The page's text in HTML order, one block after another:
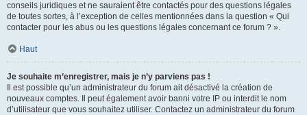
conseils juridiques et ne sauraient être contactés pour des questions légales
de toutes sortes, à l’exception de celles mentionnées dans la question « Qui
contacter pour les abus ou les questions légales concernant ce forum ? ».
Haut
Je souhaite m’enregistrer, mais je n’y parviens pas !
Il est possible qu’un administrateur du forum ait désactivé la création de
nouveaux comptes. Il peut également avoir banni votre IP ou interdit le nom
d’utilisateur que vous souhaitez utiliser. Contactez un administrateur du forum